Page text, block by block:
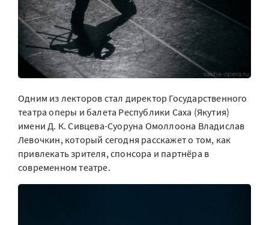
Одним из лекторов стал директор Государственного
театра оперы и балета Республики Саха (Якутия)
имени Д. К. Сивцева-Суоруна Омоллоона Владислав
Левочкин, который сегодня расскажет о том, как
привлекать зрителя, спонсора и партнёра в
современном театре.